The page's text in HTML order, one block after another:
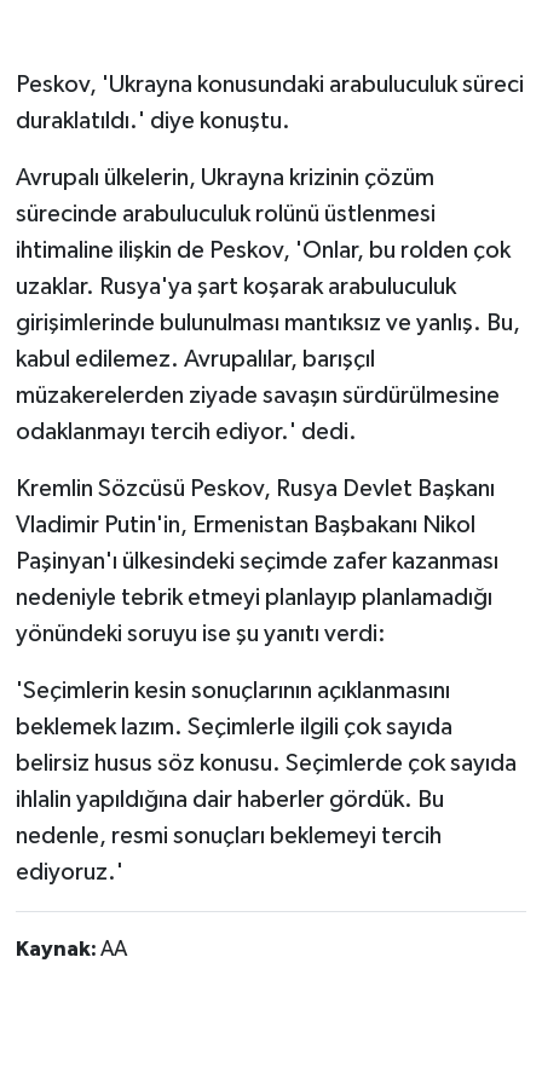
Peskov, 'Ukrayna konusundaki arabuluculuk süreci
duraklatıldı.' diye konuştu.
Avrupalı ülkelerin, Ukrayna krizinin çözüm
sürecinde arabuluculuk rolünü üstlenmesi
ihtimaline ilişkin de Peskov, 'Onlar, bu rolden çok
uzaklar. Rusya'ya şart koşarak arabuluculuk
girişimlerinde bulunulması mantıksız ve yanlış. Bu,
kabul edilemez. Avrupalılar, barışçıl
müzakerelerden ziyade savaşın sürdürülmesine
odaklanmayı tercih ediyor.' dedi.
Kremlin Sözcüsü Peskov, Rusya Devlet Başkanı
Vladimir Putin'in, Ermenistan Başbakanı Nikol
Paşinyan'ı ülkesindeki seçimde zafer kazanması
nedeniyle tebrik etmeyi planlayıp planlamadığı
yönündeki soruyu ise şu yanıtı verdi:
'Seçimlerin kesin sonuçlarının açıklanmasını
beklemek lazım. Seçimlerle ilgili çok sayıda
belirsiz husus söz konusu. Seçimlerde çok sayıda
ihlalin yapıldığına dair haberler gördük. Bu
nedenle, resmi sonuçları beklemeyi tercih
ediyoruz.'
Kaynak: AA